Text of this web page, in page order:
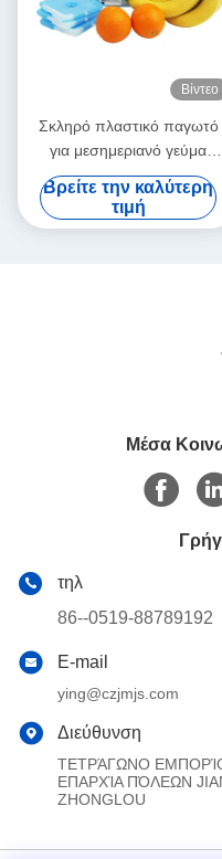
Βίντεο
Σκληρό πλαστικό παγωτό
για μεσημεριανό γεύμα
Τροφικό υλικό HDPE
εξωτερικό με συσκευασία
από χαρτόνι για τρόφιμα
Βρείτε την καλύτερη
τιμή
Μέσα
τηλ
86--0519-88789192
E-mail
ying@czjmjs.com
Διεύθυνση
ΤΕΤΡΆΓΩΝΟ
ΕΠΑΡΧΊΑ ΠΌΛΕΩΝ
ZHONGLOU